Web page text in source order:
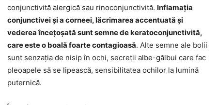
conjunctivită alergică sau rinoconjunctivită. Inflamația
conjunctivei și a corneei, lăcrimarea accentuată și
vederea încețoșată sunt semne de keratoconjunctivită,
care este o boală foarte contagioasă. Alte semne ale bolii
sunt senzația de nisip în ochi, secreții albe-gălbui care fac
pleoapele să se lipească, sensibilitatea ochilor la lumină
puternică.